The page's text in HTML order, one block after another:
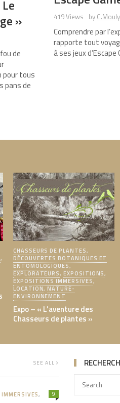
»
de
pour tous
pans de
419 Views by
Comprendre par
rapporte tout
à ses jeux d’Escape
,
CHASSEURS DE PLANTES,
DÉCOUVERTES BOTANIQUES ET
ENTOMOLOGIQUES,
EXPLORATEURS, EXPOSITIONS,
EXPOSITIONS IMMERSIVES,
LOCATION, NATURE-
ENVIRONNEMENT
Expo – « L’aventure des
Chasseurs de plantes »
SEE ALL
,
9